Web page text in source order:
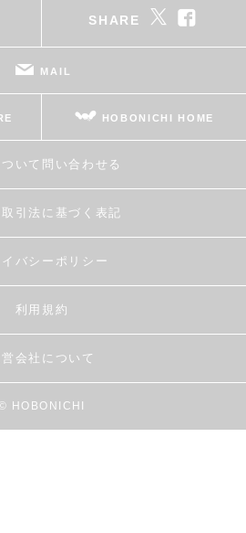
SHARE
MAIL
HOBONICHI HOME
いて問い合わせる
引法に基づく表記
バシーポリシー
利用規約
会社について
HOBONICHI